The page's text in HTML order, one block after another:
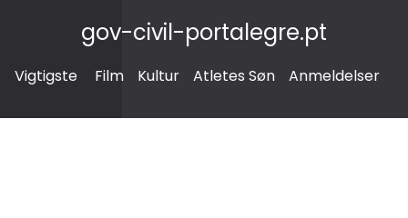
gov-civil-portalegre.pt
Vigtigste Film Kultur Atletes Søn Anmeldelser